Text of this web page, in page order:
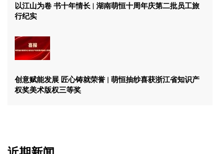
以江山为卷 书十年情长 | 湖南萌恒十周年庆第二批员工旅
行纪实
创意赋能发展 匠心铸就荣誉 | 萌恒抽纱喜获浙江省知识产
权奖美术版权三等奖